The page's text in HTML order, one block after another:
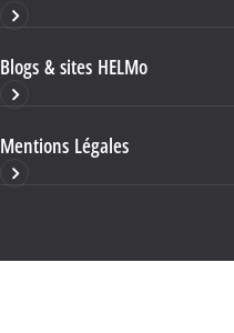
Blogs & sites HELMo
Mentions Légales